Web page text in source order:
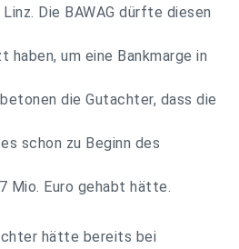
Die BAWAG dürfte diesen
um eine Bankmarge in
die Gutachter, dass die
schon zu Beginn des
Mio. Euro gehabt hätte.
hätte bereits bei